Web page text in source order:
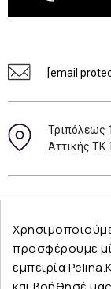
[email
Τριπόλεως
Αττικής ΤΚ
προσφέρουμε
εμπειρία